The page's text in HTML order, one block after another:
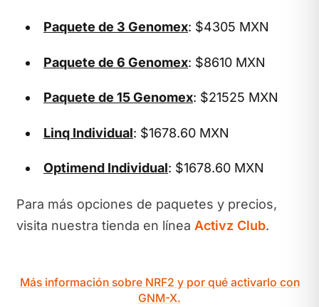
Paquete de 3 Genomex: $4305 MXN
Paquete de 6 Genomex: $8610 MXN
Paquete de 15 Genomex: $21525 MXN
Linq Individual: $1678.60 MXN
Optimend Individual: $1678.60 MXN
Para más opciones de paquetes y precios,
visita nuestra tienda en línea Activz Club.
Más información sobre NRF2 y por qué activarlo con
GNM-X.